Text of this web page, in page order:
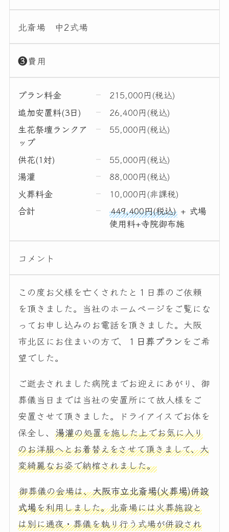
北斎場 中2式場
❸費用
プラン料金
215,000円(税込)
追加安置料(3日)
26,400円(税込)
生花祭壇ランクア
ップ
55,000円(税込)
供花(1対)
55,000円(税込)
湯灌
88,000円(税込)
火葬料金
10,000円(非課税)
合計
449,400円(税込)+ 式場
使用料+寺院御布施
コメント
この度お父様を亡くされたと１日葬のご依頼
を頂きました。当社のホームページをご覧にな
ってお申し込みのお電話を頂きました。大阪
市北区にお住まいの方で、
１日葬プランをご希
望でした。
ご逝去されました病院までお迎えにあがり、御
葬儀当日までは当社の安置所にて故人様をご
安置させて頂きました。ドライアイスでお体を
保全し、湯灌の処置を施した上でお気に入り
のお洋服へとお着替えをさせて頂きまして、大
変綺麗なお姿で納棺されました。
御葬儀の会場は、大阪市立北斎場(火葬場)併設
式場を利用しました。北斎場には火葬施設と
は別に通夜・葬儀を執り行う式場が併設され